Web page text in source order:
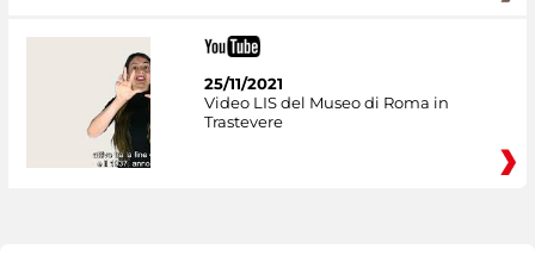
25/11/2021
Video LIS del Museo di Roma in
Trastevere